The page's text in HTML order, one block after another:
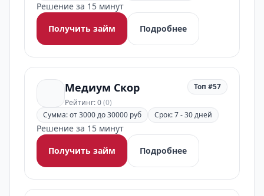
Решение за 15 минут
Получить займ
Подробнее
Медиум Скор
Рейтинг: 0(0)
Топ #57
Сумма: от 3000 до 30000 руб Срок: 7 - 30 дней
Решение за 15 минут
Получить займ
Подробнее